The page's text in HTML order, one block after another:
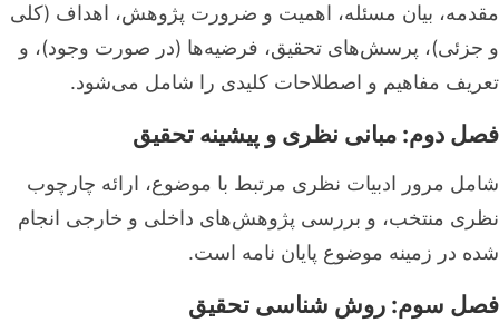
مقدمه، بیان مسئله، اهمیت و ضرورت پژوهش، اهداف (کلی
و جزئی)، پرسش‌های تحقیق، فرضیه‌ها (در صورت وجود)، و
تعریف مفاهیم و اصطلاحات کلیدی را شامل می‌شود.
فصل دوم: مبانی نظری و پیشینه تحقیق
شامل مرور ادبیات نظری مرتبط با موضوع، ارائه چارچوب
نظری منتخب، و بررسی پژوهش‌های داخلی و خارجی انجام
شده در زمینه موضوع پایان نامه است.
فصل سوم: روش شناسی تحقیق